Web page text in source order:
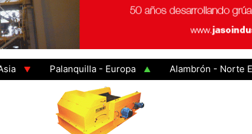
Palanquilla - Europa Alambrón - Norte Europa